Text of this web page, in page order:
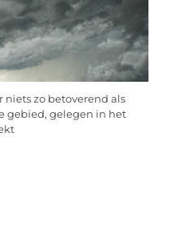
niets zo betoverend als
gebied, gelegen in het